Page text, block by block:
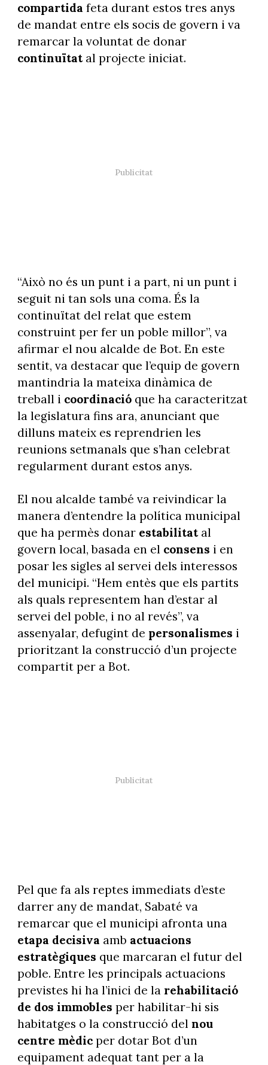
compartida feta durant estos tres anys
de mandat entre els socis de govern i va
remarcar la voluntat de donar
continuïtat al projecte iniciat.
“Això no és un punt i a part, ni un punt i
seguit ni tan sols una coma. És la
continuïtat del relat que estem
construint per fer un poble millor”, va
afirmar el nou alcalde de Bot. En este
sentit, va destacar que l’equip de govern
mantindria la mateixa dinàmica de
treball i coordinació que ha caracteritzat
la legislatura fins ara, anunciant que
dilluns mateix es reprendrien les
reunions setmanals que s’han celebrat
regularment durant estos anys.
El nou alcalde també va reivindicar la
manera d’entendre la política municipal
que ha permès donar estabilitat al
govern local, basada en el consens i en
posar les sigles al servei dels interessos
del municipi. “Hem entès que els partits
als quals representem han d’estar al
servei del poble, i no al revés”, va
assenyalar, defugint de personalismes i
prioritzant la construcció d’un projecte
compartit per a Bot.
Pel que fa als reptes immediats d’este
darrer any de mandat, Sabaté va
remarcar que el municipi afronta una
etapa decisiva amb actuacions
estratègiques que marcaran el futur del
poble. Entre les principals actuacions
previstes hi ha l’inici de la rehabilitació
de dos immobles per habilitar-hi sis
habitatges o la construcció del nou
centre mèdicper dotar Bot d’un
equipament adequat tant per a la